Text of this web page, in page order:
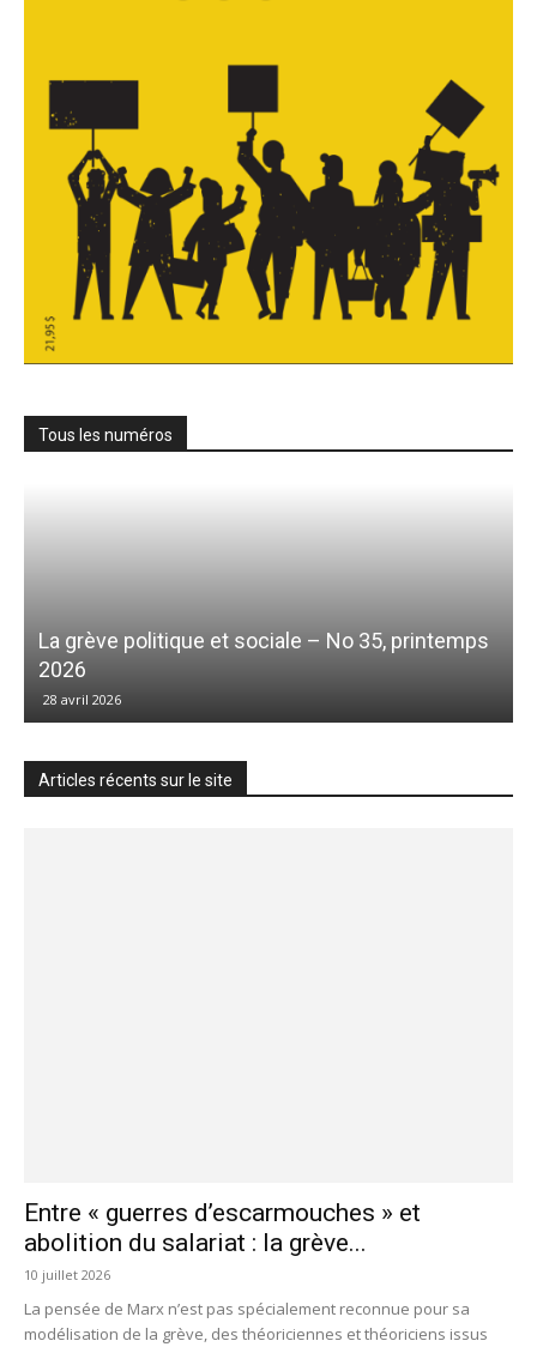
Tous les numéros
La grève politique et sociale – No 35, printemps
2026
28 avril 2026
Articles récents sur le site
Entre « guerres d’escarmouches » et
abolition du salariat : la grève...
10 juillet 2026
La pensée de Marx n’est pas spécialement reconnue pour sa
modélisation de la grève, des théoriciennes et théoriciens issus